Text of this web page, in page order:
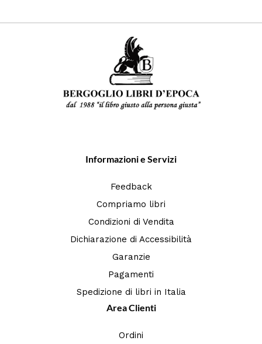
Informazioni e Servizi
Feedback
Compriamo libri
Condizioni di Vendita
Dichiarazione di Accessibilità
Garanzie
Pagamenti
Spedizione di libri in Italia
Area Clienti
Ordini